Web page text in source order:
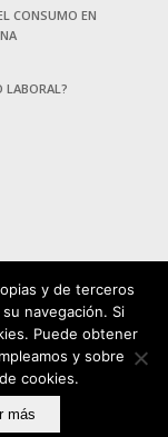
CONSUMO EN
LABORAL?
y de terceros
navegación. Si
Puede obtener
y sobre
cookies.
más